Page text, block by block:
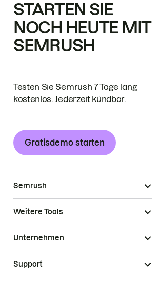
STARTEN SIE
NOCH HEUTE MIT
SEMRUSH
Testen Sie Semrush 7 Tage lang
kostenlos. Jederzeit kündbar.
Gratisdemo starten
Semrush
Weitere Tools
Unternehmen
Support